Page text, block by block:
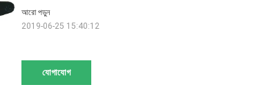
যোগাযোগ
আরো পড়ুন
2019-06-25 15:40:12